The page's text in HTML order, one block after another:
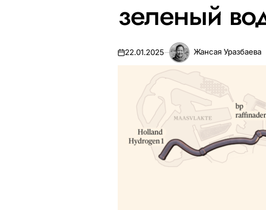
зеленый
22.01.2025 Жансая Уразбаева